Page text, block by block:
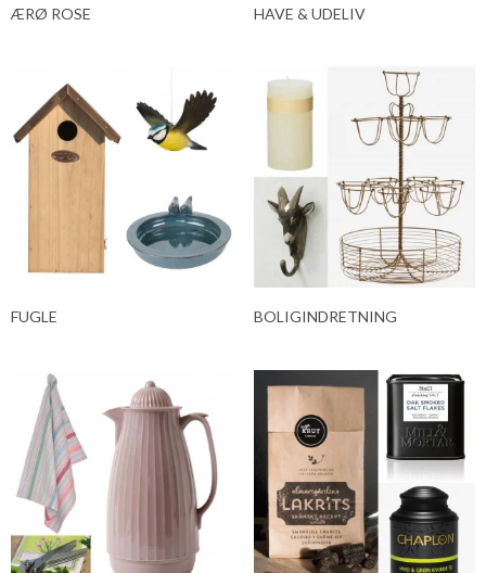
ÆRØ ROSE HAVE & UDELIV
FUGLE BOLIGINDRETNING